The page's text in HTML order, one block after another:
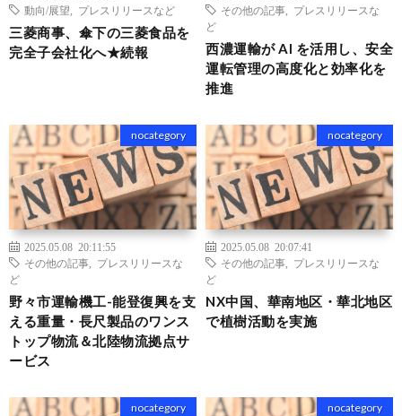
動向/展望
プレスリリースなど
三菱商事、傘下の三菱食品を
完全子会社化へ★続報
その他の記事
プレスリリースな
ど
西濃運輸が AI を活用し、安全
運転管理の高度化と効率化を
推進
nocategory
2025.05.08 20:11:55
その他の記事
プレスリリースな
ど
野々市運輸機工-能登復興を支
える重量・長尺製品のワンス
トップ物流＆北陸物流拠点サ
ービス
nocategory
2025.05.08 20:07:41
その他の記事
プレスリリースな
ど
NX中国、華南地区・華北地区
で植樹活動を実施
nocategory nocategory